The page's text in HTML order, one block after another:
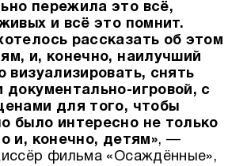
пережила это всё,
и всё это помнит.
рассказать об этом
и, конечно, наилучший
визуализировать, снять
документально-игровой, с
для того, чтобы
было интересно не только
и, конечно, детям», —
фильма «Осаждённые»,